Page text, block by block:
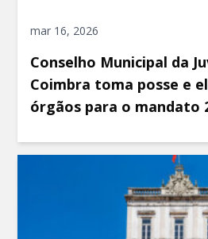
mar 16, 2026
Conselho Municipal da
Coimbra toma posse e
órgãos para o mandato